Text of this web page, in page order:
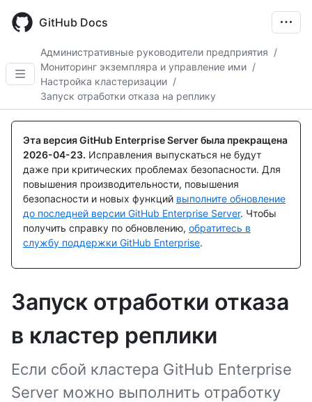
main
GitHub Docs
Административные руководители предприятия /
Мониторинг экземпляра и управление ими /
Настройка кластеризации /
Запуск отработки отказа на реплику
Эта версия GitHub Enterprise Server была прекращена
2026-04-23. Исправления выпускаться не будут
даже при критических проблемах безопасности. Для
повышения производительности, повышения
безопасности и новых функций выполните обновление
до последней версии GitHub Enterprise Server. Чтобы
получить справку по обновлению, обратитесь в
службу поддержки GitHub Enterprise.
Запуск отработки отказа
в кластер реплики
Если сбой кластера GitHub Enterprise
Server можно выполнить отработку